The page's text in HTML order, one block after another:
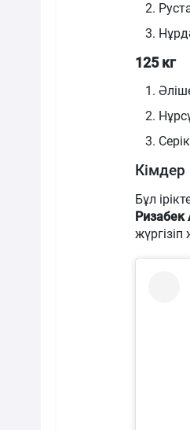
125 кг
Бұл
Ризабек